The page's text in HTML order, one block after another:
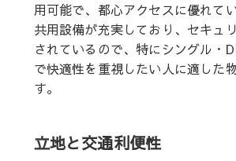
用可能で、都心アクセスに優れて
共用設備が充実しており、セキュ
されているので、特にシングル・
で快適性を重視したい人に適した
す。
立地と交通利便性